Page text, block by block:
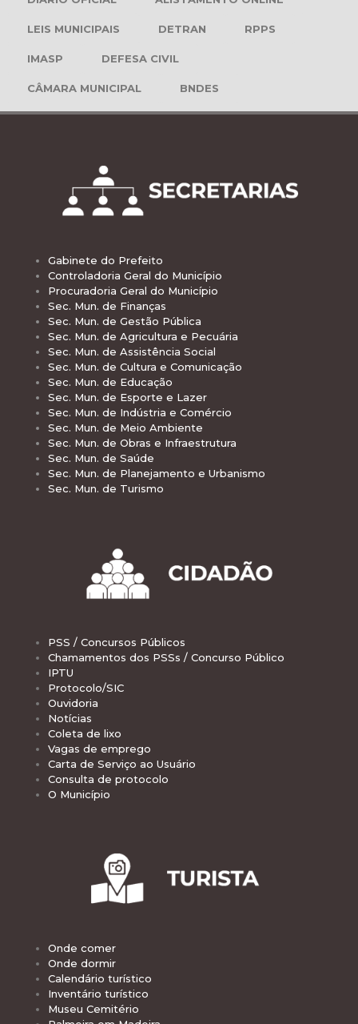
LEIS MUNICIPAIS DETRAN RPPS
IMASP DEFESA CIVIL
CÂMARA MUNICIPAL BNDES
Gabinete do Prefeito
Controladoria Geral do Município
Procuradoria Geral do Município
Sec. Mun. de Finanças
Sec. Mun. de Gestão Pública
Sec. Mun. de Agricultura e Pecuária
Sec. Mun. de Assistência Social
Sec. Mun. de Cultura e Comunicação
Sec. Mun. de Educação
Sec. Mun. de Esporte e Lazer
Sec. Mun. de Indústria e Comércio
Sec. Mun. de Meio Ambiente
Sec. Mun. de Obras e Infraestrutura
Sec. Mun. de Saúde
Sec. Mun. de Planejamento e Urbanismo
Sec. Mun. de Turismo
PSS / Concursos Públicos
Chamamentos dos PSSs / Concurso Público
IPTU
Protocolo/SIC
Ouvidoria
Notícias
Coleta de lixo
Vagas de emprego
Carta de Serviço ao Usuário
Consulta de protocolo
O Município
Onde comer
Onde dormir
Calendário turístico
Inventário turístico
Museu Cemitério